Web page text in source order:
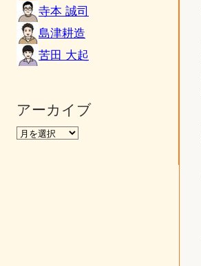
寺本 誠司
島津耕造
苦田 大起
アーカイブ